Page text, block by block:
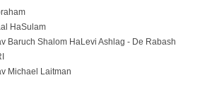
HaSulam
Baruch Shalom HaLevi Ashlag - De Rabash
Michael Laitman